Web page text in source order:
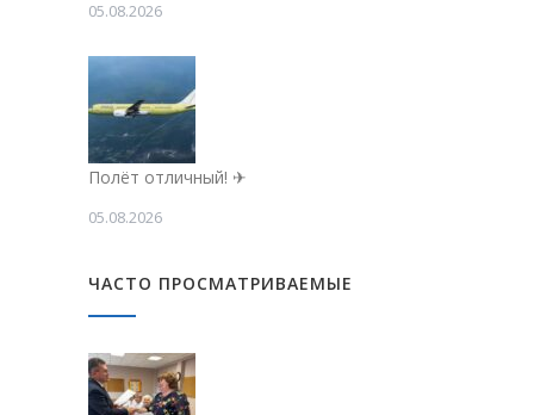
05.08.2026
Полёт отличный! ✈
05.08.2026
ЧАСТО ПРОСМАТРИВАЕМЫЕ